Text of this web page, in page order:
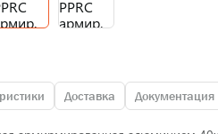
Доставка Документация